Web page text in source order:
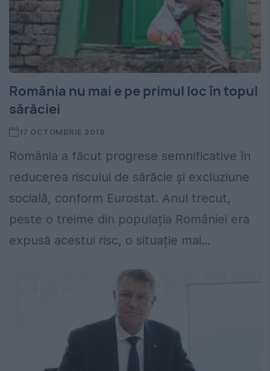
România nu mai e pe primul loc în topul
sărăciei
17 OCTOMBRIE 2018
România a făcut progrese semnificative în
reducerea riscului de sărăcie și excluziune
socială, conform Eurostat. Anul trecut,
peste o treime din populația României era
expusă acestui risc, o situație mai...